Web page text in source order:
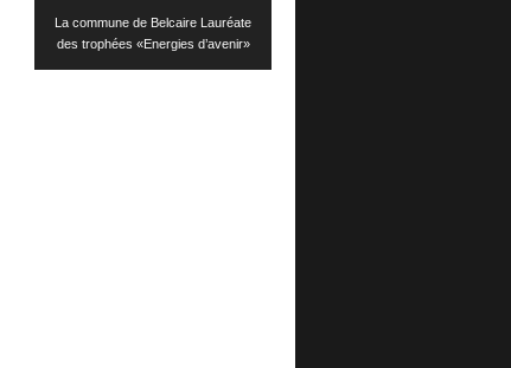
La commune de Belcaire Lauréate
des trophées «Energies d’avenir»